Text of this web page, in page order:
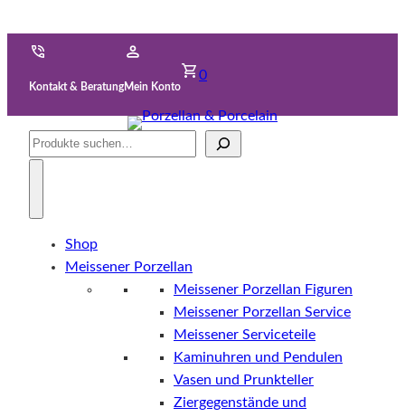
Kontakt & BeratungMein Konto
0
Suche
Shop
Meissener Porzellan
Meissener Porzellan Figuren
Meissener Porzellan Service
Meissener Serviceteile
Kaminuhren und Pendulen
Vasen und Prunkteller
Ziergegenstände und